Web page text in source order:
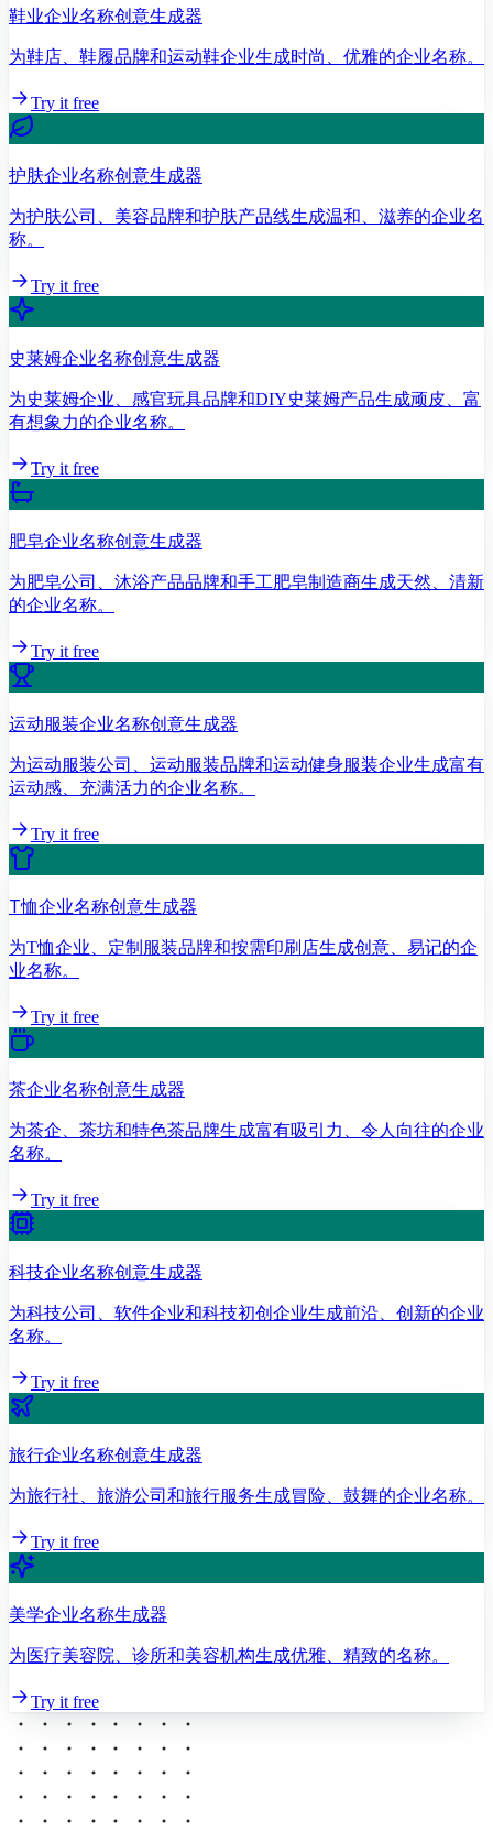
鞋业企业名称创意生成器
为鞋店、鞋履品牌和运动鞋企业生成时尚、优雅的企业名称。
Try it free
护肤企业名称创意生成器
为护肤公司、美容品牌和护肤产品线生成温和、滋养的企业名
称。
Try it free
史莱姆企业名称创意生成器
为史莱姆企业、感官玩具品牌和DIY史莱姆产品生成顽皮、富
有想象力的企业名称。
Try it free
肥皂企业名称创意生成器
为肥皂公司、沐浴产品品牌和手工肥皂制造商生成天然、清新
的企业名称。
Try it free
运动服装企业名称创意生成器
为运动服装公司、运动服装品牌和运动健身服装企业生成富有
运动感、充满活力的企业名称。
Try it free
T恤企业名称创意生成器
为T恤企业、定制服装品牌和按需印刷店生成创意、易记的企
业名称。
Try it free
茶企业名称创意生成器
为茶企、茶坊和特色茶品牌生成富有吸引力、令人向往的企业
名称。
Try it free
科技企业名称创意生成器
为科技公司、软件企业和科技初创企业生成前沿、创新的企业
名称。
Try it free
旅行企业名称创意生成器
为旅行社、旅游公司和旅行服务生成冒险、鼓舞的企业名称。
Try it free
美学企业名称生成器
为医疗美容院、诊所和美容机构生成优雅、精致的名称。
Try it free